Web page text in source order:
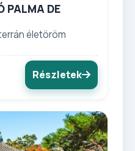
PALMA DE
életöröm
Részletek